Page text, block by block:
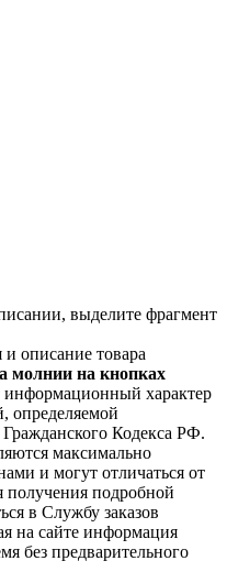
выделите фрагмент
и описание товара
молнии на кнопках
информационный характер
определяемой
Кодекса РФ.
максимально
и могут отличаться от
получения подробной
в Службу заказов
на сайте информация
без предварительного